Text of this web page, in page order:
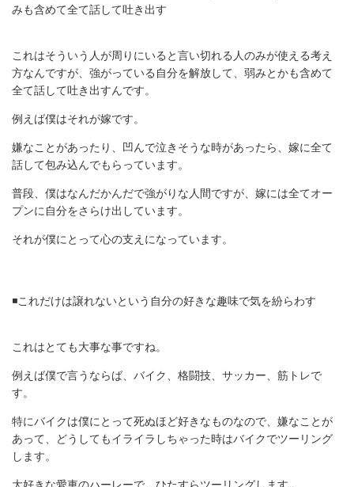
みも含めて全て話して吐き出す
これはそういう人が周りにいると言い切れる人のみが使える考え
方なんですが、強がっている自分を解放して、弱みとかも含めて
全て話して吐き出すんです。
例えば僕はそれが嫁です。
嫌なことがあったり、凹んで泣きそうな時があったら、嫁に全て
話して包み込んでもらっています。
普段、僕はなんだかんだで強がりな人間ですが、嫁には全てオー
プンに自分をさらけ出しています。
それが僕にとって心の支えになっています。
◾️これだけは譲れないという自分の好きな趣味で気を紛らわす
これはとても大事な事ですね。
例えば僕で言うならば、バイク、格闘技、サッカー、筋トレで
す。
特にバイクは僕にとって死ぬほど好きなものなので、嫌なことが
あって、どうしてもイライラしちゃった時はバイクでツーリング
します。